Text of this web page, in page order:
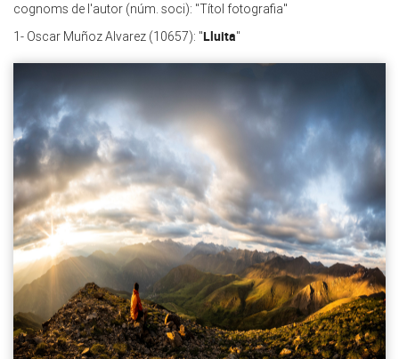
cognoms de l'autor (núm. soci): "Títol fotografia"
1- Oscar Muñoz Alvarez (10657): "Lluita"